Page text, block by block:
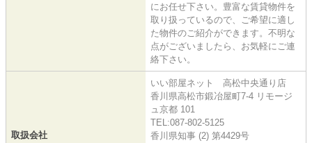
にお任せ下さい。豊富な賃貸物件を
取り扱っているので、ご希望に適し
た物件のご紹介ができます。不明な
点がございましたら、お気軽にご連
絡下さい。
取扱会社
いい部屋ネット 高松中央通り店
香川県高松市鍛冶屋町7-4 リモージ
ュ京都 101
TEL:087-802-5125
香川県知事 (2) 第4429号